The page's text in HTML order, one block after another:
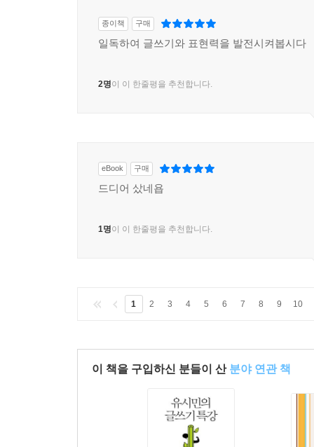
‘표현의 기술’은 서로 통한다는 것을 알 수 있다.
종이책 구매
일독하여 글쓰기와 표현력을 발전시켜봅시다
2명이 이 한줄평을 추천합니다.
eBook 구매
드디어 샀네욥
1명이 이 한줄평을 추천합니다.
1 2 3 4 5 6 7 8 9 10
이 책을 구입하신 분들이 산 분야 연관 책